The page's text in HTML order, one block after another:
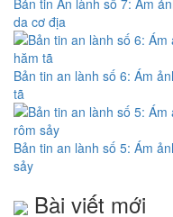
da cơ địa
Bản tin an lành số 6: Ám
tã
Bản tin an lành số 5: Ám
sảy
Bài viết mới